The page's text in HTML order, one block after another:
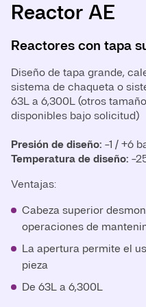
Reactor AE
Reactores con tapa
Diseño de tapa grande,
sistema de chaqueta o
63L a 6,300L (otros
disponibles bajo solicitud)
Presión de diseño: -1 / +6
Temperatura de diseño: -
Ventajas:
Cabeza superior
operaciones de
La apertura permite el
pieza
De 63L a 6,300L
Reactor BE
Reactores cerrados
Diseño de reactores
calefacción/enfriamiento
sistema de bobina,
tamaños y condiciones de
Presión de diseño:-1 / +6
La resistencia de la tapa
No es necesario un gran
Reactor CE
Reactores con tapa
Diseño de tapa pequeña,
sistema de chaqueta o
630L a 40,000L (otros
proceso disponibles bajo
Presión de diseño: -1 / +6
Temperatura de diseño: -
Ventajas:
Sección superior
mantenimiento
Instalación simplificada
pieza
Tamaño reducido de la